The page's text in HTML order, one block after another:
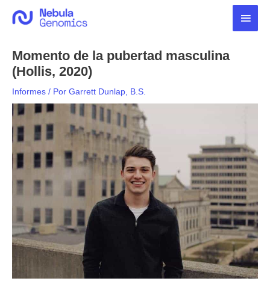
Momento de la pubertad masculina
(Hollis, 2020)
Informes / Por Garrett Dunlap, B.S.